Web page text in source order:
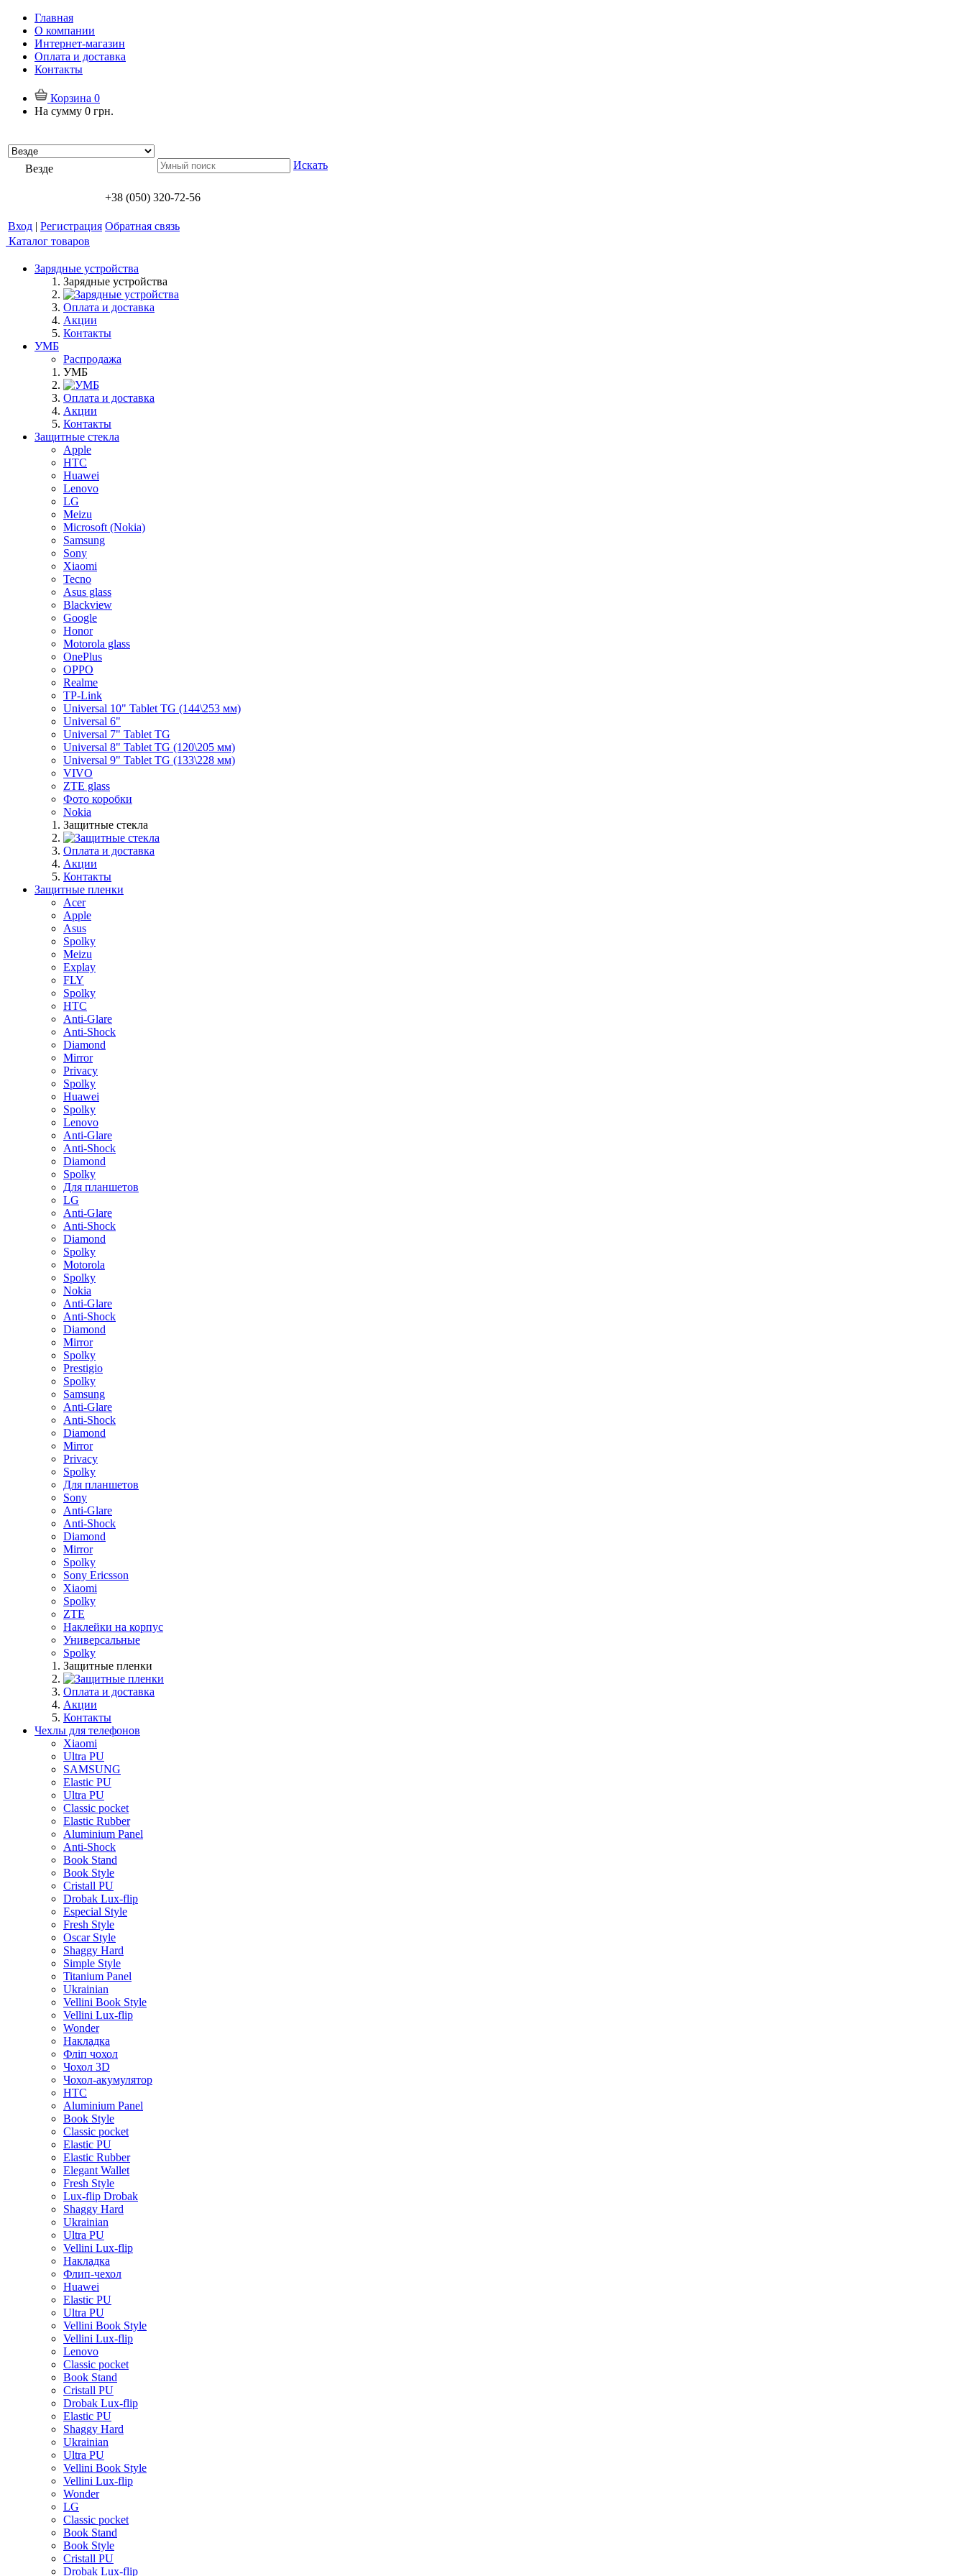
Главная
О компании
Интернет-магазин
Оплата и доставка
Контакты
Корзина 0
На сумму 0 грн.
Везде Искать
+38 (050) 320-72-56
Вход | Регистрация Обратная связь
Каталог товаров
Зарядные устройства
Зарядные устройства
Оплата и доставка
Акции
Контакты
УМБ
Распродажа
УМБ
Оплата и доставка
Акции
Контакты
Защитные стекла
Apple
HTC
Huawei
Lenovo
LG
Meizu
Microsoft (Nokia)
Samsung
Sony
Xiaomi
Tecno
Asus glass
Blackview
Google
Honor
Motorola glass
OnePlus
OPPO
Realme
TP-Link
Universal 10" Tablet TG (144\253 мм)
Universal 6"
Universal 7" Tablet TG
Universal 8" Tablet TG (120\205 мм)
Universal 9" Tablet TG (133\228 мм)
VIVO
ZTE glass
Фото коробки
Nokia
Защитные стекла
Оплата и доставка
Акции
Контакты
Защитные пленки
Acer
Apple
Asus
Spolky
Meizu
Explay
FLY
Spolky
HTC
Anti-Glare
Anti-Shock
Diamond
Mirror
Privacy
Spolky
Huawei
Spolky
Lenovo
Anti-Glare
Anti-Shock
Diamond
Spolky
Для планшетов
LG
Anti-Glare
Anti-Shock
Diamond
Spolky
Motorola
Spolky
Nokia
Anti-Glare
Anti-Shock
Diamond
Mirror
Spolky
Prestigio
Spolky
Samsung
Anti-Glare
Anti-Shock
Diamond
Mirror
Privacy
Spolky
Для планшетов
Sony
Anti-Glare
Anti-Shock
Diamond
Mirror
Spolky
Sony Ericsson
Xiaomi
Spolky
ZTE
Наклейки на корпус
Универсальные
Spolky
Защитные пленки
Оплата и доставка
Акции
Контакты
Чехлы для телефонов
Xiaomi
Ultra PU
SAMSUNG
Elastic PU
Ultra PU
Classic pocket
Elastic Rubber
Aluminium Panel
Anti-Shock
Book Stand
Book Style
Cristall PU
Drobak Lux-flip
Especial Style
Fresh Style
Oscar Style
Shaggy Hard
Simple Style
Titanium Panel
Ukrainian
Vellini Book Style
Vellini Lux-flip
Wonder
Накладка
Фліп чохол
Чохол 3D
Чохол-акумулятор
HTC
Aluminium Panel
Book Style
Classic pocket
Elastic PU
Elastic Rubber
Elegant Wallet
Fresh Style
Lux-flip Drobak
Shaggy Hard
Ukrainian
Ultra PU
Vellini Lux-flip
Накладка
Флип-чехол
Huawei
Elastic PU
Ultra PU
Vellini Book Style
Vellini Lux-flip
Lenovo
Classic pocket
Book Stand
Cristall PU
Drobak Lux-flip
Elastic PU
Shaggy Hard
Ukrainian
Ultra PU
Vellini Book Style
Vellini Lux-flip
Wonder
LG
Classic pocket
Book Stand
Book Style
Cristall PU
Drobak Lux-flip